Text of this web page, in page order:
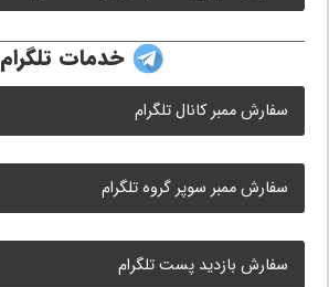
خدمات تلگرام
سفارش ممبر کانال تلگرام
سفارش ممبر سوپر گروه تلگرام
سفارش بازدید پست تلگرام